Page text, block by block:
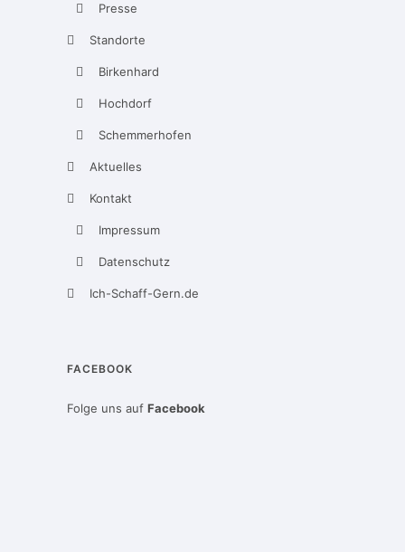
Presse
Standorte
Birkenhard
Hochdorf
Schemmerhofen
Aktuelles
Kontakt
Impressum
Datenschutz
Ich-Schaff-Gern.de
FACEBOOK
Folge uns auf Facebook